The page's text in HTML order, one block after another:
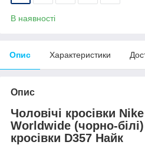
В наявності
Опис Характеристики
Опис
Чоловічі кросівки
Worldwide (чорно-білі)
кросівки D357 Найк